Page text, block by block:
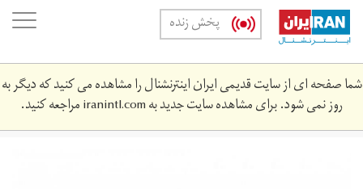
Skip
main
content
پخش زنده
شما صفحه ای از سایت قدیمی ایران اینترنشنال را مشاهده می کنید که دیگر به
روز نمی شود. برای مشاهده سایت جدید بهiranintl.comمراجعه کنید.